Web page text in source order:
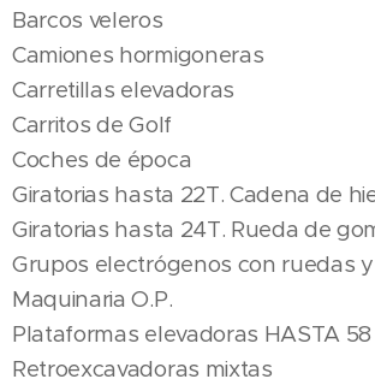
Barcos veleros
Camiones hormigoneras
Carretillas elevadoras
Carritos de Golf
Coches de época
Giratorias hasta 22T. Cadena de
Giratorias hasta 24T. Rueda de
Grupos electrógenos con ruedas
Maquinaria O.P.
Plataformas elevadoras HASTA
Retroexcavadoras mixtas